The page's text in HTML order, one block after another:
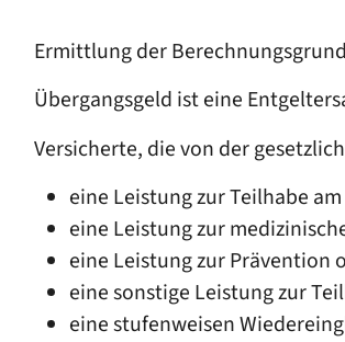
Ermittlung der
Übergangsgeld ist eine
Versicherte, die von der
eine Leistung zur Teilhabe
eine Leistung zur
eine Leistung zur Prävention
eine sonstige Leistung zur
eine stufenweisen